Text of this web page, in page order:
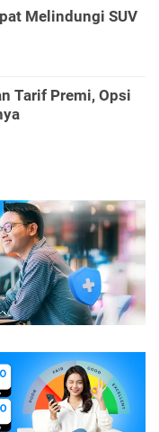
Melindungi SUV
Tarif Premi, Opsi